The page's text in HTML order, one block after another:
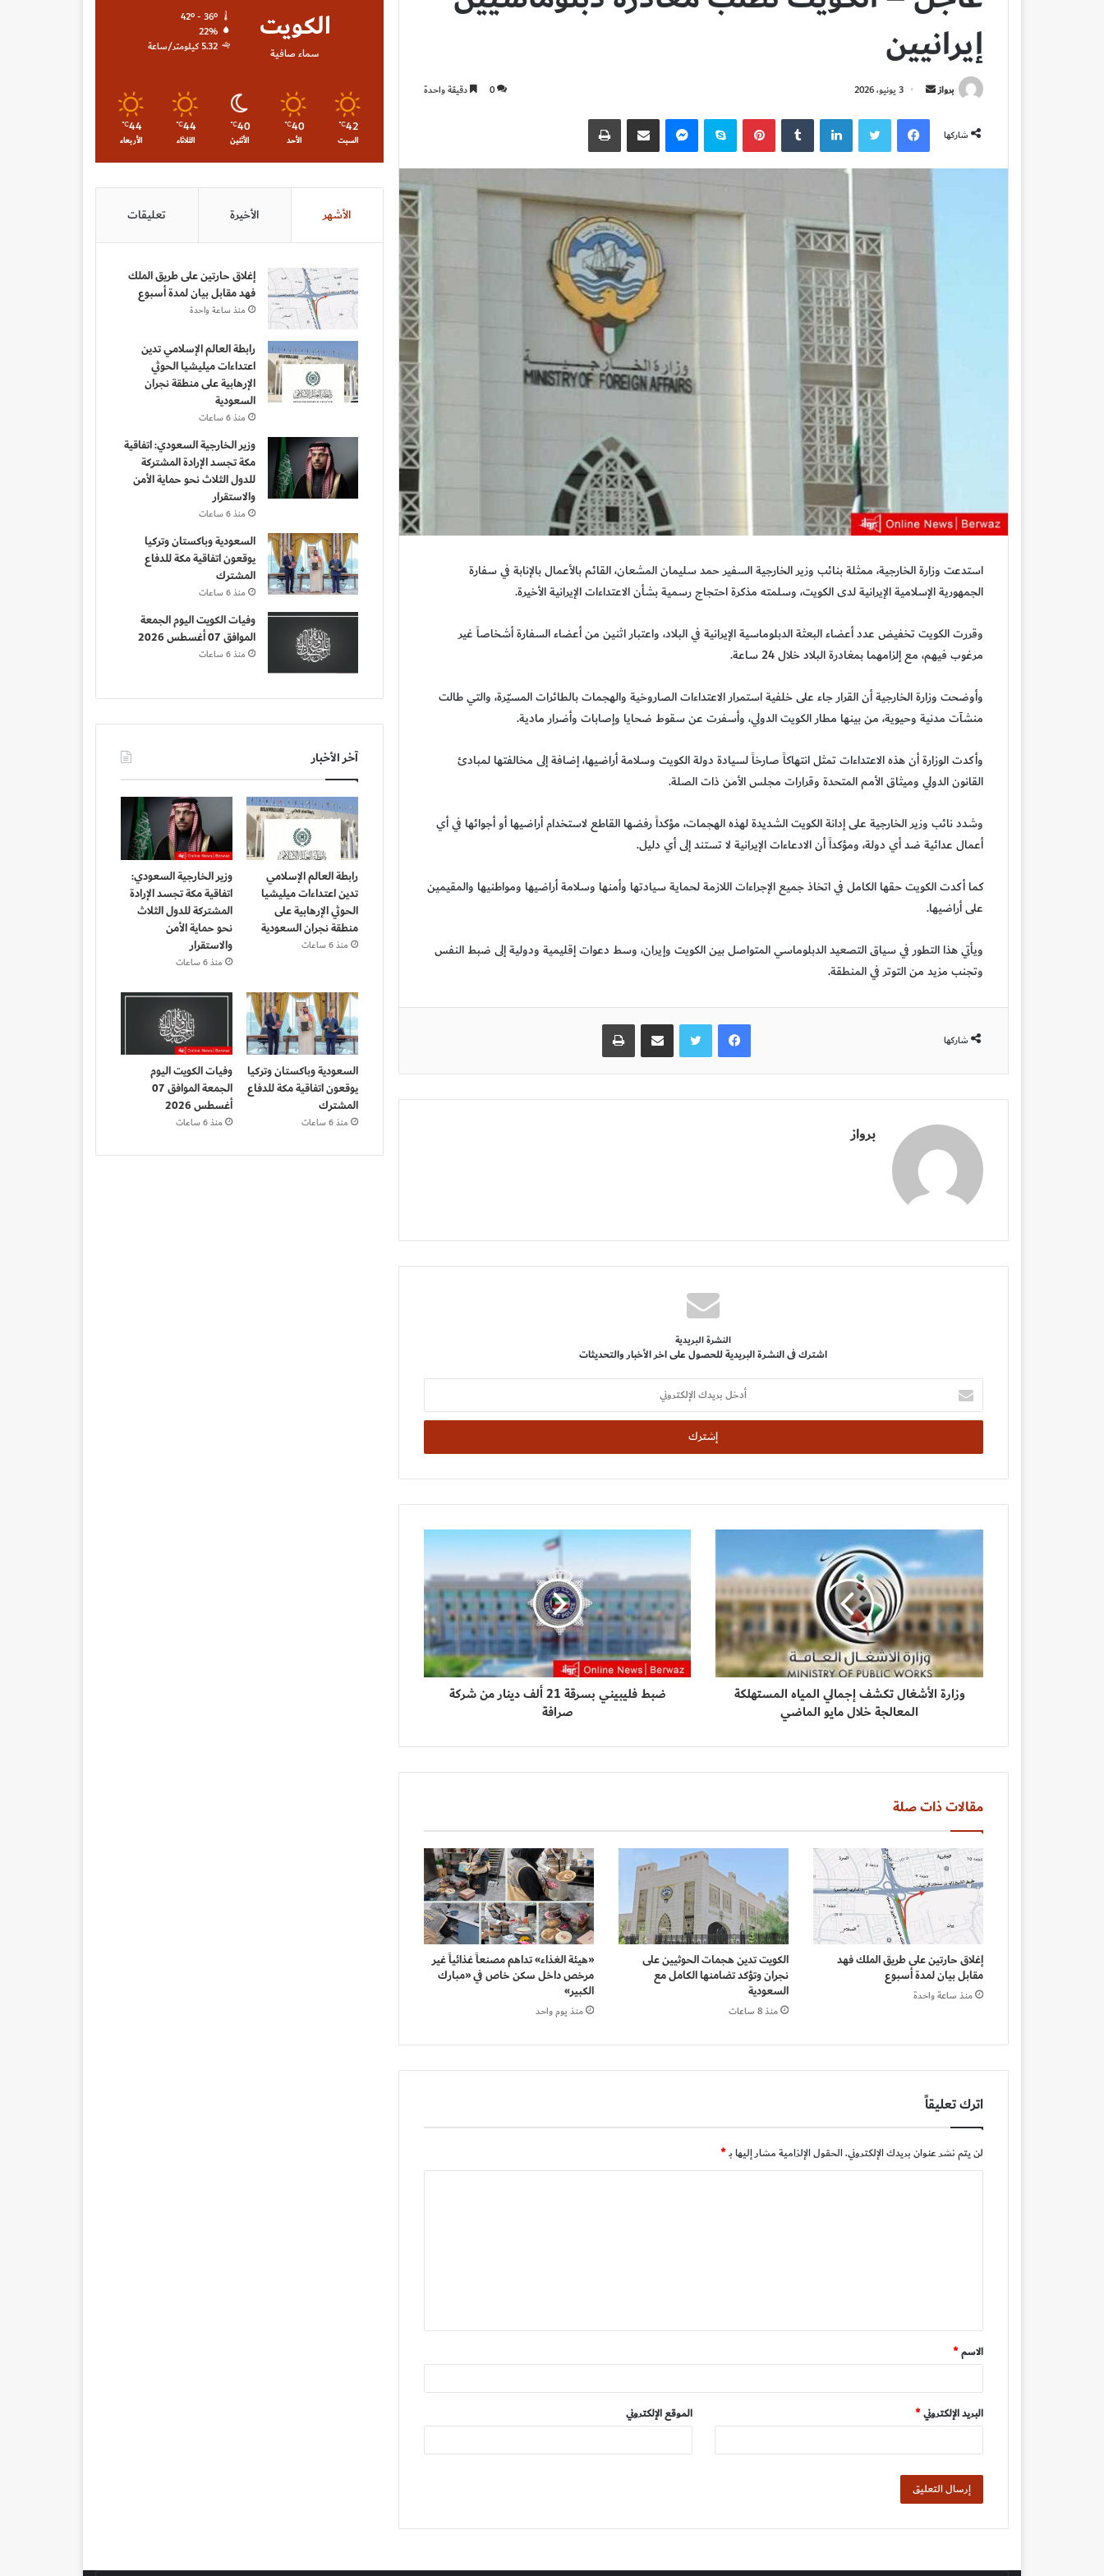
إيرانيين
برواز
أرسل
إلكترونيا
3 يونيو، 2026 0 دقيقة واحدة
شاركها
فيسبوكتويتر لينكدإن ‏Tumblr بينتيريستسكايب ماسنجر مشاركة عبر البريد طباعة
استدعت وزارة الخارجية، ممثلة بنائب وزير الخارجية السفير حمد سليمان المشعان، القائم بالأعمال بالإنابة في سفارة
الجمهورية الإسلامية الإيرانية لدى الكويت، وسلمته مذكرة احتجاج رسمية بشأن الاعتداءات الإيرانية الأخيرة.
وقررت الكويت تخفيض عدد أعضاء البعثة الدبلوماسية الإيرانية في البلاد، واعتبار اثنين من أعضاء السفارة أشخاصاً غير
مرغوب فيهم، مع إلزامهما بمغادرة البلاد خلال 24 ساعة.
وأوضحت وزارة الخارجية أن القرار جاء على خلفية استمرار الاعتداءات الصاروخية والهجمات بالطائرات المسيّرة، والتي طالت
منشآت مدنية وحيوية، من بينها مطار الكويت الدولي، وأسفرت عن سقوط ضحايا وإصابات وأضرار مادية.
وأكدت الوزارة أن هذه الاعتداءات تمثل انتهاكاً صارخاً لسيادة دولة الكويت وسلامة أراضيها، إضافة إلى مخالفتها لمبادئ
القانون الدولي وميثاق الأمم المتحدة وقرارات مجلس الأمن ذات الصلة.
وشدد نائب وزير الخارجية على إدانة الكويت الشديدة لهذه الهجمات، مؤكداً رفضها القاطع لاستخدام أراضيها أو أجوائها في أي
أعمال عدائية ضد أي دولة، ومؤكداً أن الادعاءات الإيرانية لا تستند إلى أي دليل.
كما أكدت الكويت حقها الكامل في اتخاذ جميع الإجراءات اللازمة لحماية سيادتها وأمنها وسلامة أراضيها ومواطنيها والمقيمين
على أراضيها.
ويأتي هذا التطور في سياق التصعيد الدبلوماسي المتواصل بين الكويت وإيران، وسط دعوات إقليمية ودولية إلى ضبط النفس
وتجنب مزيد من التوتر في المنطقة.
شاركها
فيسبوكتويتر مشاركة عبر البريد طباعة
برواز
النشرة البريدية
اشترك فى النشرة البريدية للحصول على اخر الأخبار والتحديثات
أدخل
بريدك
الإلكتروني
وزارة الأشغال تكشف إجمالي المياه المستهلكة
المعالجة خلال مايو الماضي
ضبط فليبيني بسرقة 21 ألف دينار من شركة
صرافة
مقالات ذات صلة
إغلاق حارتين على طريق الملك فهد
مقابل بيان لمدة أسبوع
منذ ساعة واحدة
الكويت تدين هجمات الحوثيين على
نجران وتؤكد تضامنها الكامل مع
السعودية
منذ 8 ساعات
«هيئة الغذاء» تداهم مصنعاً غذائياً غير
مرخص داخل سكن خاص في «مبارك
الكبير»
منذ يوم واحد
اترك تعليقاً
لن يتم نشر عنوان بريدك الإلكتروني.الحقول الإلزامية مشار إليها بـ*
ق
*
الاسم*
البريد الإلكتروني* الموقع الإلكتروني
الكويت
سماء صافية
42º - 36º
22%
5.32 كيلومتر/ساعة
42
℃
السبت
40
℃
الأحد
40
℃
الأثنين
44
℃
الثلاثاء
44
℃
الأربعاء
الأشهر الأخيرة تعليقات
إغلاق حارتين على طريق الملك
فهد مقابل بيان لمدة أسبوع
منذ ساعة واحدة
رابطة العالم الإسلامي تدين
اعتداءات ميليشيا الحوثي
الإرهابية على منطقة نجران
السعودية
منذ 6 ساعات
وزير الخارجية السعودي: اتفاقية
مكة تجسد الإرادة المشتركة
للدول الثلاث نحو حماية الأمن
والاستقرار
منذ 6 ساعات
السعودية وباكستان وتركيا
يوقعون اتفاقية مكة للدفاع
المشترك
منذ 6 ساعات
وفيات الكويت اليوم الجمعة
الموافق 07 أغسطس 2026
منذ 6 ساعات
آخر الأخبار
رابطة العالم الإسلامي
تدين اعتداءات ميليشيا
الحوثي الإرهابية على
منطقة نجران السعودية
منذ 6 ساعات
وزير الخارجية السعودي:
اتفاقية مكة تجسد الإرادة
المشتركة للدول الثلاث
نحو حماية الأمن
والاستقرار
منذ 6 ساعات
السعودية وباكستان وتركيا
يوقعون اتفاقية مكة للدفاع
المشترك
منذ 6 ساعات
وفيات الكويت اليوم
الجمعة الموافق 07
أغسطس 2026
منذ 6 ساعات